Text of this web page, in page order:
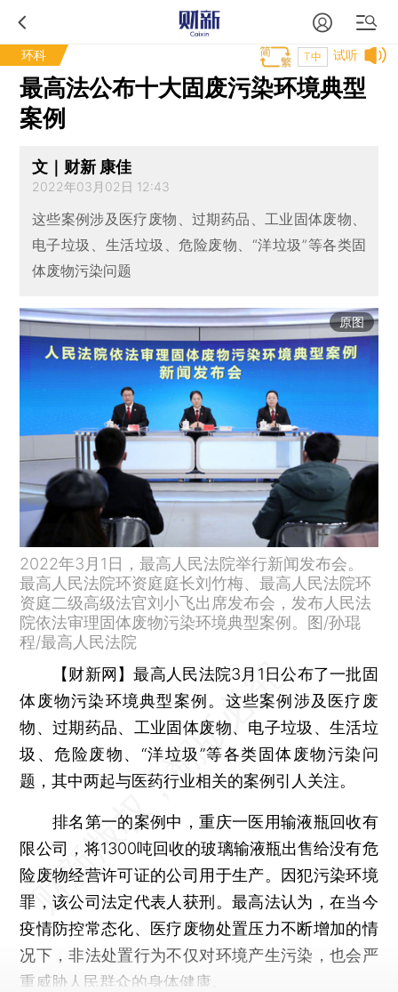
环科 试听
T中
最高法公布十大固废污染环境典型
案例
文｜财新 康佳
2022年03月02日 12:43
这些案例涉及医疗废物、过期药品、工业固体废物、
电子垃圾、生活垃圾、危险废物、“洋垃圾”等各类固
体废物污染问题
原图
2022年3月1日，最高人民法院举行新闻发布会。
最高人民法院环资庭庭长刘竹梅、最高人民法院环
资庭二级高级法官刘小飞出席发布会，发布人民法
院依法审理固体废物污染环境典型案例。图/孙琨
程/最高人民法院
【财新网】最高人民法院3月1日公布了一批固
体废物污染环境典型案例。这些案例涉及医疗废
物、过期药品、工业固体废物、电子垃圾、生活垃
圾、危险废物、“洋垃圾”等各类固体废物污染问
题，其中两起与医药行业相关的案例引人关注。
排名第一的案例中，重庆一医用输液瓶回收有
限公司，将1300吨回收的玻璃输液瓶出售给没有危
险废物经营许可证的公司用于生产。因犯污染环境
罪，该公司法定代表人获刑。最高法认为，在当今
疫情防控常态化、医疗废物处置压力不断增加的情
况下，非法处置行为不仅对环境产生污染，也会严
重威胁人民群众的身体健康。